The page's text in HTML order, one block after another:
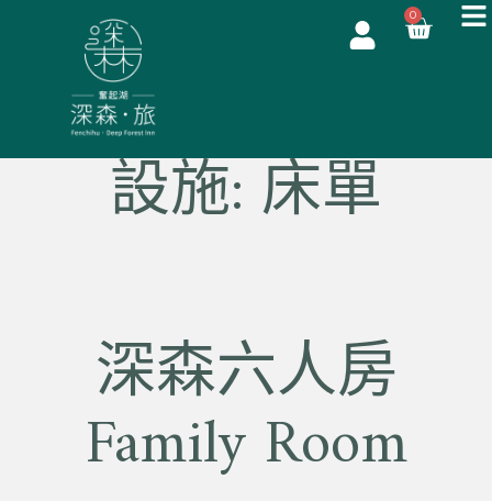
0
設施:床單
深森六人房
Family Room